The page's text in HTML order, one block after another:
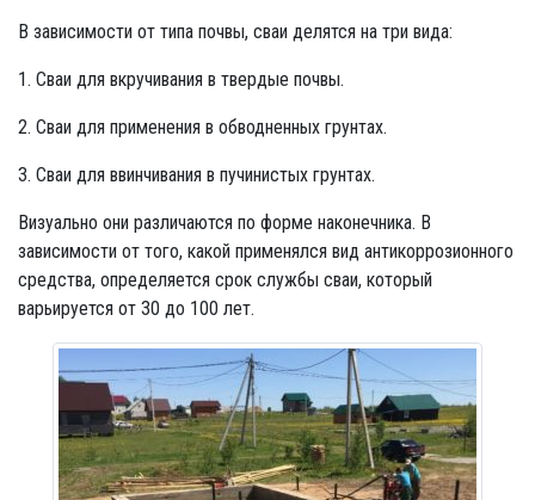
В зависимости от типа почвы, сваи делятся на три вида:
1. Сваи для вкручивания в твердые почвы.
2. Сваи для применения в обводненных грунтах.
3. Сваи для ввинчивания в пучинистых грунтах.
Визуально они различаются по форме наконечника. В
зависимости от того, какой применялся вид антикоррозионного
средства, определяется срок службы сваи, который
варьируется от 30 до 100 лет.